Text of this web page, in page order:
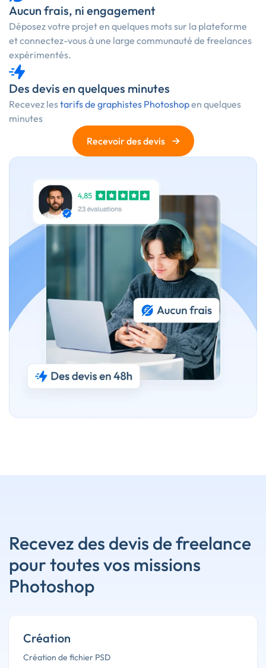
Aucun frais, ni engagement
Déposez votre projet en quelques mots sur la plateforme
et connectez-vous à une large communauté de freelances
expérimentés.
Des devis en quelques minutes
Recevez lestarifs de graphistes Photoshopen quelques
minutes
Recevoir des devis
→
Recevez des devis de freelance
pour toutes vos missions
Photoshop
Création
Création de fichier PSD